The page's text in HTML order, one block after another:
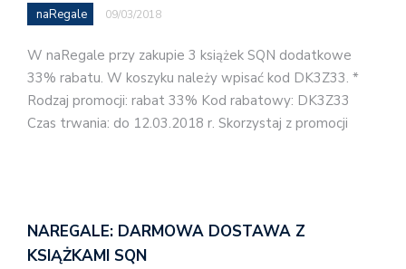
naRegale 09/03/2018
W naRegale przy zakupie 3 książek SQN dodatkowe
33% rabatu. W koszyku należy wpisać kod DK3Z33. *
Rodzaj promocji: rabat 33% Kod rabatowy: DK3Z33
Czas trwania: do 12.03.2018 r. Skorzystaj z promocji
NAREGALE: DARMOWA DOSTAWA Z
KSIĄŻKAMI SQN